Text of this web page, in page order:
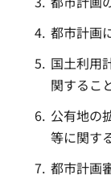
都市計画
国土利用
関するこ
公有地の
等に関す
都市計画